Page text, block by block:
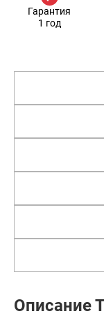
Гарантия
1 год
Описание